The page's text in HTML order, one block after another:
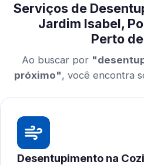
Serviços de
Jardim Isabel,
Perto
Ao buscar por
próximo", você encontra
Desentupimento na